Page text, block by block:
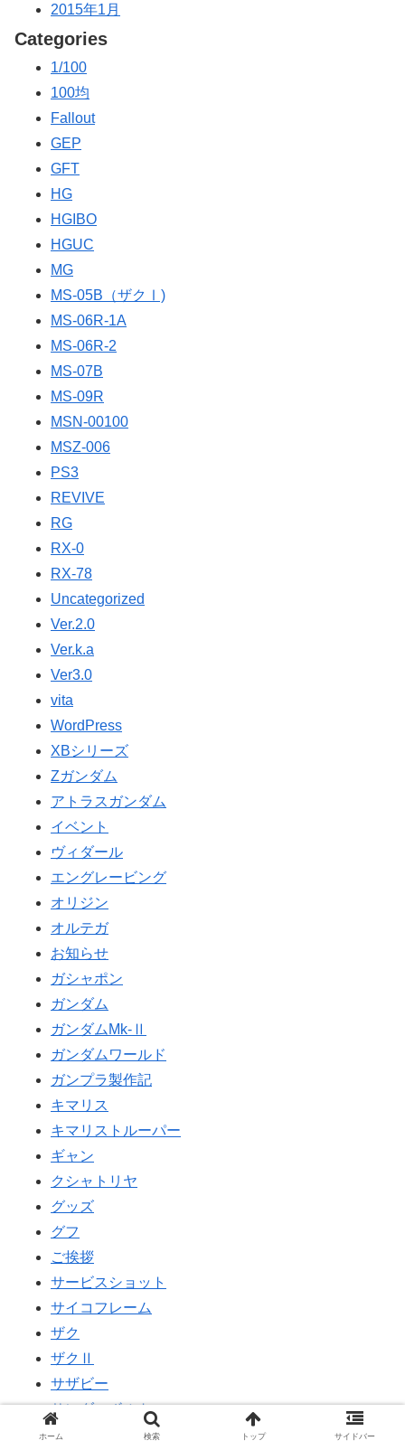
2015年1月
Categories
1/100
100均
Fallout
GEP
GFT
HG
HGIBO
HGUC
MG
MS-05B（ザクⅠ)
MS-06R-1A
MS-06R-2
MS-07B
MS-09R
MSN-00100
MSZ-006
PS3
REVIVE
RG
RX-0
RX-78
Uncategorized
Ver.2.0
Ver.k.a
Ver3.0
vita
WordPress
XBシリーズ
Ζガンダム
アトラスガンダム
イベント
ヴィダール
エングレービング
オリジン
オルテガ
お知らせ
ガシャポン
ガンダム
ガンダムMk-Ⅱ
ガンダムワールド
ガンプラ製作記
キマリス
キマリストルーパー
ギャン
クシャトリヤ
グッズ
グフ
ご挨拶
サービスショット
サイコフレーム
ザク
ザクⅡ
サザビー
サンダーボルト
ジオング
ホーム 検索 トップ サイドバー